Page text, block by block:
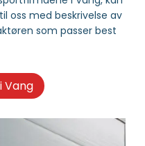
oss med beskrivelse av
som passer best
Vang